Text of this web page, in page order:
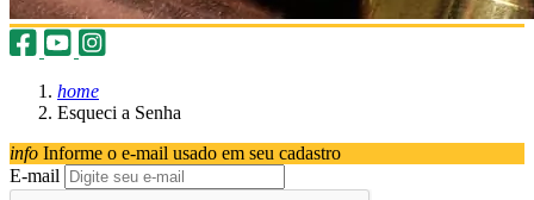
home
Esqueci a Senha
info Informe o e-mail usado em seu cadastro
E-mail